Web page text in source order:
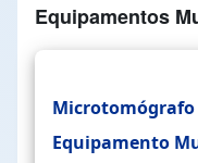
Equipamentos
Microtomógrafo
Equipamento